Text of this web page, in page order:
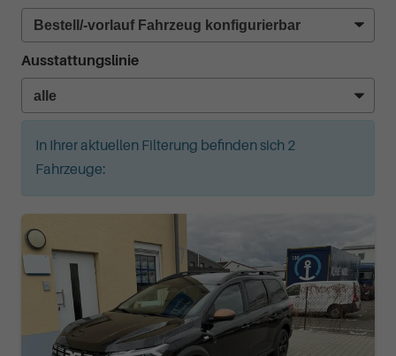
Ausstattungslinie
In Ihrer aktuellen Filterung befinden sich 2
Fahrzeuge: